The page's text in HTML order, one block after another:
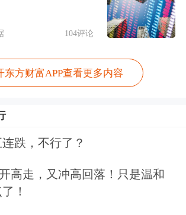
表：
104评论
东方财富APP查看更多内容
跌，不行了？
高走，又冲高回落！只是温和
！